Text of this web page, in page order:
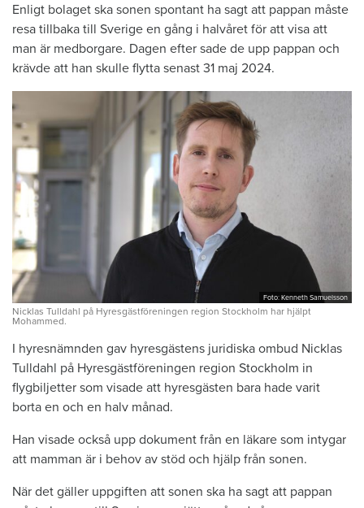
Enligt bolaget ska sonen spontant ha sagt att pappan måste
resa tillbaka till Sverige en gång i halvåret för att visa att
man är medborgare. Dagen efter sade de upp pappan och
krävde att han skulle flytta senast 31 maj 2024.
Foto: Kenneth Samuelsson
Nicklas Tulldahl på Hyresgästföreningen region Stockholm har hjälpt
Mohammed.
I hyresnämnden gav hyres­gästens juridiska ombud Nicklas
Tulldahl på Hyresgästföreningen region Stockholm in
flygbiljetter som visade att hyresgästen bara hade varit
borta en och en halv ­månad.
Han visade också upp dokument från en läkare som intygar
att mamman är i behov av stöd och hjälp från sonen.
När det gäller uppgiften att sonen ska ha sagt att pappan